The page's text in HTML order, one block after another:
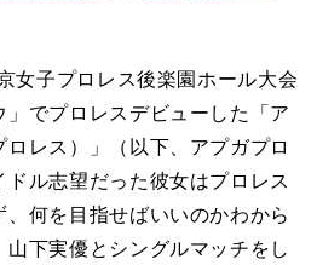
女子プロレス後楽園ホール大会
でプロレスデビューした「ア
レス）」（以下、アプガプロ
ル志望だった彼女はプロレス
何を目指せばいいのかわから
下実優とシングルマッチをし